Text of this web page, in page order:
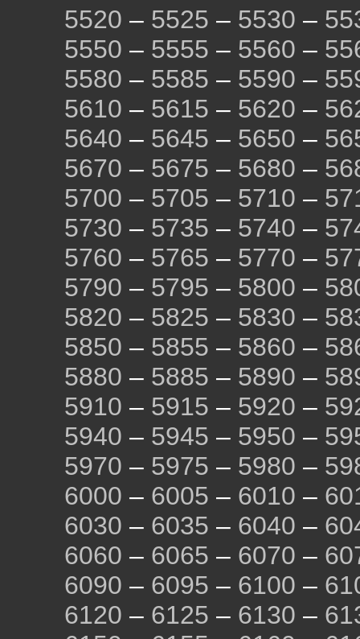
5520 – 5525 – 5530 –
5550 – 5555 – 5560 –
5580 – 5585 – 5590 –
5610 – 5615 – 5620 –
5640 – 5645 – 5650 –
5670 – 5675 – 5680 –
5700 – 5705 – 5710 –
5730 – 5735 – 5740 –
5760 – 5765 – 5770 –
5790 – 5795 – 5800 –
5820 – 5825 – 5830 –
5850 – 5855 – 5860 –
5880 – 5885 – 5890 –
5910 – 5915 – 5920 –
5940 – 5945 – 5950 –
5970 – 5975 – 5980 –
6000 – 6005 – 6010 –
6030 – 6035 – 6040 –
6060 – 6065 – 6070 –
6090 – 6095 – 6100 –
6120 – 6125 – 6130 –